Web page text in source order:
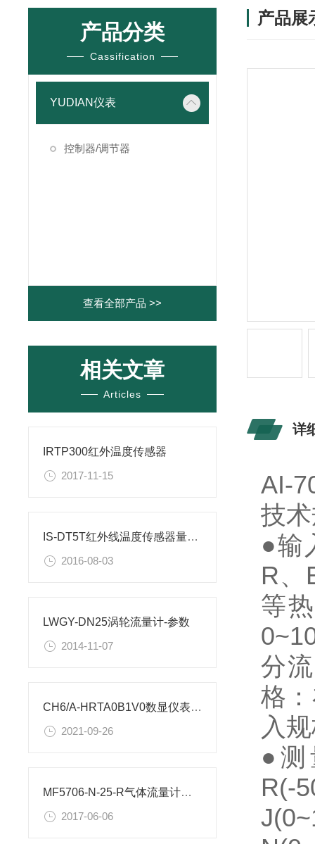
产品分类
Cassification
YUDIAN仪表
控制器/调节器
查看全部产品 >>
相关文章
Articles
IRTP300红外温度传感器
2017-11-15
IS-DT5T红外线温度传感器量程有哪些?
2016-08-03
LWGY-DN25涡轮流量计-参数
2014-11-07
CH6/A-HRTA0B1V0数显仪表设置方法
2021-09-26
MF5706-N-25-R气体流量计与MF5706-N-25
2017-06-06
产品展
详
AI-
技
●输
R、
等
分
格
入
●测
R(-